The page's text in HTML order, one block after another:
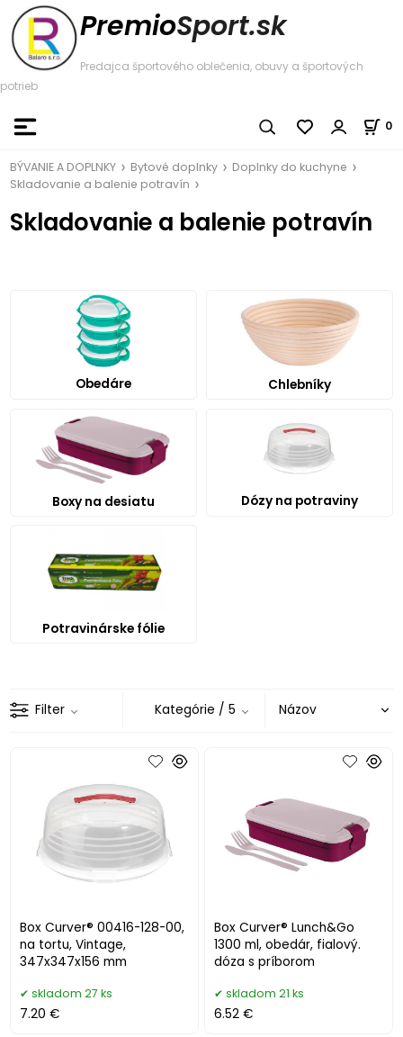
PremioSport.sk
Predajca športového oblečenia, obuvy a športových
potrieb
0
BÝVANIE A DOPLNKY Bytové doplnky
Doplnky do kuchyne
Skladovanie a balenie potravín
Skladovanie a balenie potravín
Obedáre Chlebníky
Boxy na desiatu Dózy na potraviny
Potravinárske fólie
Filter Kategórie / 5
Box Curver® 00416-128-00,
na tortu, Vintage,
347x347x156 mm
skladom 27 ks
7.20 €
Box Curver® Lunch&Go
1300 ml, obedár, fialový.
dóza s príborom
skladom 21 ks
6.52 €